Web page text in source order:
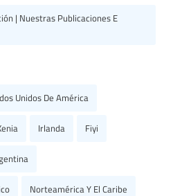
| Nuestras Publicaciones E
Unidos De América
Irlanda Fiyi
Norteamérica Y El Caribe